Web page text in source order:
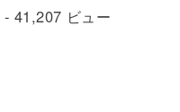
- 41,207 ビュー